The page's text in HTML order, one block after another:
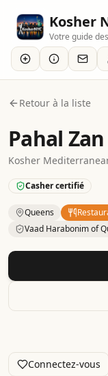
Kosher
Votre guide
Retour à la liste
Pahal Zan
Kosher
Casher certifié
Queens
Vaad Harabonim of
Kosher
Connectez-vous